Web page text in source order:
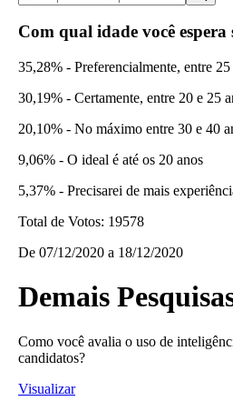
Com qual idade você espera
35,28% - Preferencialmente, entre 25
30,19% - Certamente, entre 20 e 25
20,10% - No máximo entre 30 e 40
9,06% - O ideal é até os 20 anos
5,37% - Precisarei de mais
Total de Votos: 19578
De 07/12/2020 a 18/12/2020
Demais
Como você avalia o uso de
candidatos?
Visualizar